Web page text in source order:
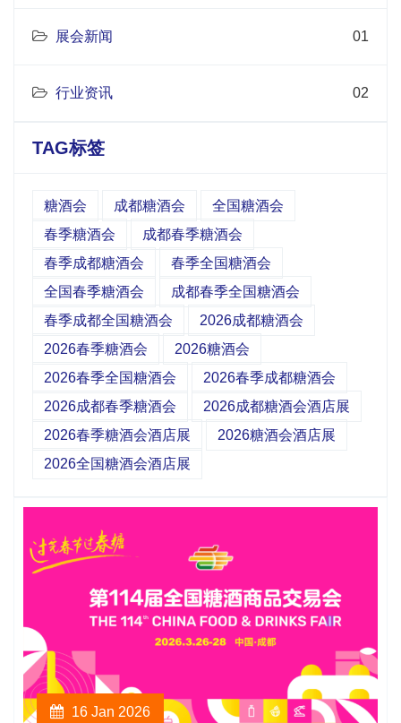
展会新闻 01
行业资讯 02
TAG标签
糖酒会 成都糖酒会
全国糖酒会
春季糖酒会
成都春季糖酒会
春季成都糖酒会
春季全国糖酒会
全国春季糖酒会
成都春季全国糖酒会
春季成都全国糖酒会
2026成都糖酒会
2026春季糖酒会
2026糖酒会
2026春季全国糖酒会
2026春季成都糖酒会
2026成都春季糖酒会
2026成都糖酒会酒店展
2026春季糖酒会酒店展
2026糖酒会酒店展
2026全国糖酒会酒店展
16 Jan 2026